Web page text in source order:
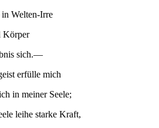
in Welten-Irre
Körper
sich.—
erfülle mich
in meiner Seele;
leihe starke Kraft,